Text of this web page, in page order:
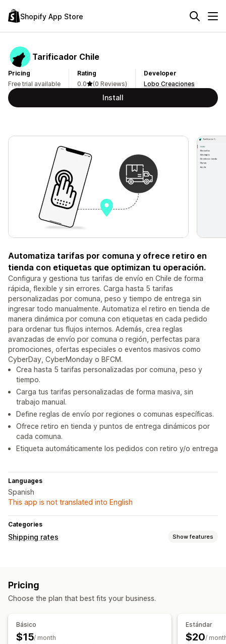
Shopify App Store
Tarificador Chile
Pricing
Free trial available
Rating
0.0
(0 Reviews)
Developer
Lobo Creaciones
Install
Automatiza tarifas por comuna y ofrece retiro en
tienda con etiquetas que optimizan tu operación.
Configura y gestiona tus tarifas de envío en Chile de forma
rápida, flexible y sin errores. Carga hasta 5 tarifas
personalizadas por comuna, peso y tiempo de entrega sin
ingresar todo manualmente. Automatiza el retiro en tienda de
manera dinámica por comuna con etiquetas en cada pedido
para ordenar tus flujos internos. Además, crea reglas
avanzadas de envío por comuna o región, perfectas para
promociones, ofertas especiales o eventos masivos como
CyberDay, CyberMonday o BFCM.
Crea hasta 5 tarifas personalizadas por comuna, peso y
tiempo.
Carga tus tarifas personalizadas de forma masiva, sin
trabajo manual.
Define reglas de envío por regiones o comunas específicas.
Ofrece retiro en tienda y puntos de entrega dinámicos por
cada comuna.
Etiqueta automáticamente los pedidos con retiro y/o entrega
Languages
Spanish
This app is not translated into English
Categories
Shipping rates Show features
Dimension-based
Custom rules
Pricing
Choose the plan that best fits your business.
Básico
$15/ month
Estándar
$20/